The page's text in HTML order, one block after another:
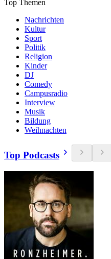
Top Themen
Nachrichten
Kultur
Sport
Politik
Religion
Kinder
DJ
Comedy
Campusradio
Interview
Musik
Bildung
Weihnachten
Top Podcasts